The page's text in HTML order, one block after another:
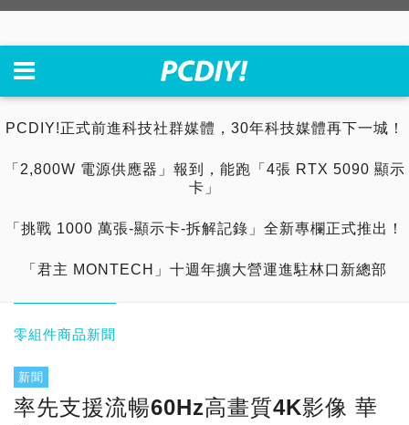
PCDIY!正式前進科技社群媒體，30年科技媒體再下一城！
「2,800W 電源供應器」報到，能跑「4張 RTX 5090 顯示
卡」
「挑戰 1000 萬張-顯示卡-拆解記錄」全新專欄正式推出！
「君主 MONTECH」十週年擴大營運進駐林口新總部
零組件商品新聞
新聞
率先支援流暢60Hz高畫質4K影像 華